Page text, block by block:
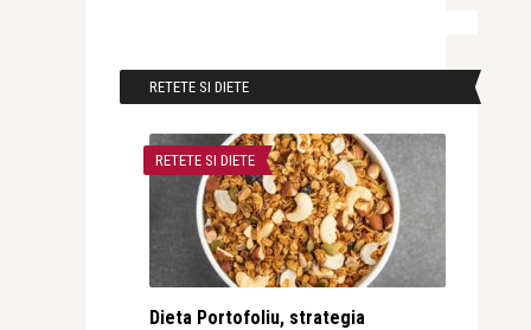
RETETE SI DIETE
RETETE SI DIETE
Dieta Portofoliu, strategia